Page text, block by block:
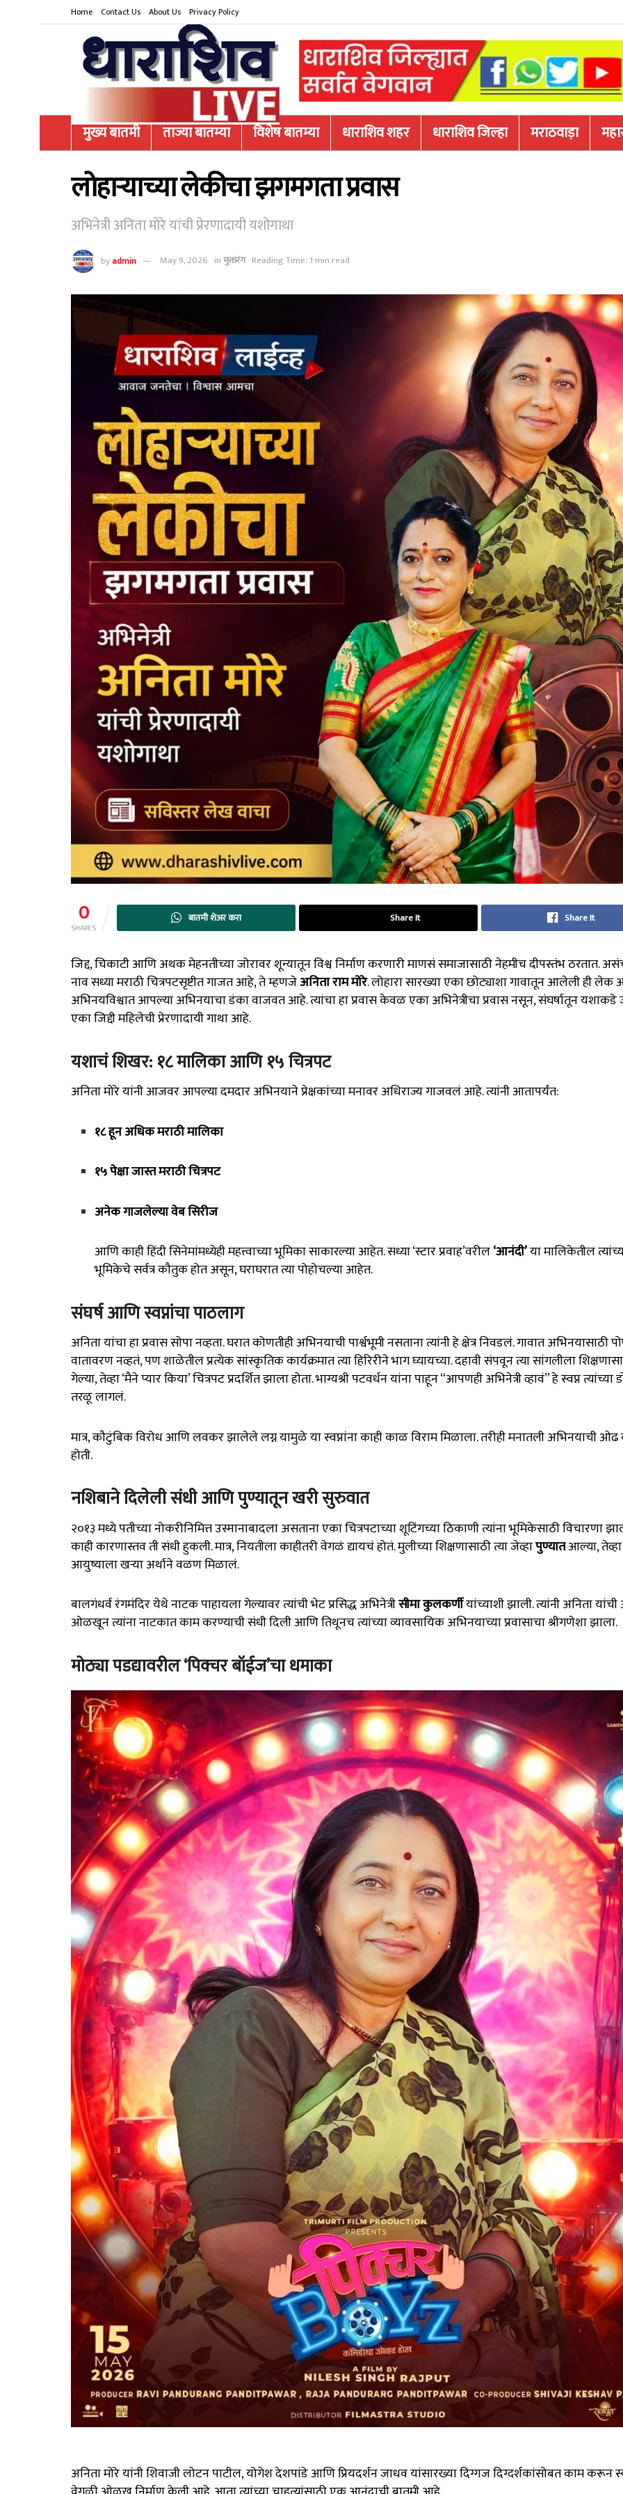
Home Contact Us About Us Privacy Policy
मुख्य बातमी ताज्या बातम्या विशेष बातम्या धाराशिव शहर धाराशिव जिल्हा मराठवाड़ा
लोहाऱ्याच्या लेकीचा झगमगता प्रवास
अभिनेत्री अनिता मोरे यांची प्रेरणादायी यशोगाथा
byadmin May 9, 2026 inमुक्तरंग Reading Time: 1 min read
0
SHARES
बातमी शेअर करा Share It Share It
जिद्द, चिकाटी आणि अथक मेहनतीच्या जोरावर शून्यातून विश्व निर्माण करणारी माणसं समाजासाठी नेहमीच दीपस्तंभ ठरतात.
नाव सध्या मराठी चित्रपटसृष्टीत गाजत आहे, ते म्हणजेअनिता राम मोरे. लोहारा सारख्या एका छोट्याशा गावातून आलेली ही
अभिनयविश्वात आपल्या अभिनयाचा डंका वाजवत आहे. त्यांचा हा प्रवास केवळ एका अभिनेत्रीचा प्रवास नसून, संघर्षातून यशाकडे
एका जिद्दी महिलेची प्रेरणादायी गाथा आहे.
यशाचं शिखर: १८ मालिका आणि १५ चित्रपट
अनिता मोरे यांनी आजवर आपल्या दमदार अभिनयाने प्रेक्षकांच्या मनावर अधिराज्य गाजवलं आहे. त्यांनी आतापर्यंत:
१८ हून अधिक मराठी मालिका
१५ पेक्षा जास्त मराठी चित्रपट
अनेक गाजलेल्या वेब सिरीज
आणि काही हिंदी सिनेमांमध्येही महत्त्वाच्या भूमिका साकारल्या आहेत. सध्या ‘स्टार प्रवाह’वरील‘आनंदी’या मालिकेतील
भूमिकेचे सर्वत्र कौतुक होत असून, घराघरात त्या पोहोचल्या आहेत.
संघर्ष आणि स्वप्नांचा पाठलाग
अनिता यांचा हा प्रवास सोपा नव्हता. घरात कोणतीही अभिनयाची पार्श्वभूमी नसताना त्यांनी हे क्षेत्र निवडलं. गावात अभिनयासाठी
वातावरण नव्हतं, पण शाळेतील प्रत्येक सांस्कृतिक कार्यक्रमात त्या हिरिरीने भाग घ्यायच्या. दहावी संपवून त्या सांगलीला
गेल्या, तेव्हा ‘मैने प्यार किया’ चित्रपट प्रदर्शित झाला होता. भाग्यश्री पटवर्धन यांना पाहून “आपणही अभिनेत्री व्हावं” हे स्वप्न त्यांच्या
तरळू लागलं.
मात्र, कौटुंबिक विरोध आणि लवकर झालेले लग्न यामुळे या स्वप्नांना काही काळ विराम मिळाला. तरीही मनातली अभिनयाची
होती.
नशिबाने दिलेली संधी आणि पुण्यातून खरी सुरुवात
२०१३ मध्ये पतीच्या नोकरीनिमित्त उस्मानाबादला असताना एका चित्रपटाच्या शूटिंगच्या ठिकाणी त्यांना भूमिकेसाठी विचारणा
काही कारणास्तव ती संधी हुकली. मात्र, नियतीला काहीतरी वेगळं द्यायचं होतं. मुलीच्या शिक्षणासाठी त्या जेव्हापुण्यातआल्या, तेव्हा
आयुष्याला खऱ्या अर्थाने वळण मिळालं.
बालगंधर्व रंगमंदिर येथे नाटक पाहायला गेल्यावर त्यांची भेट प्रसिद्ध अभिनेत्रीसीमा कुलकर्णीयांच्याशी झाली. त्यांनी अनिता
ओळखून त्यांना नाटकात काम करण्याची संधी दिली आणि तिथूनच त्यांच्या व्यावसायिक अभिनयाच्या प्रवासाचा श्रीगणेशा झाला.
मोठ्या पडद्यावरील ‘पिक्चर बॉईज’चा धमाका
अनिता मोरे यांनी शिवाजी लोटन पाटील, योगेश देशपांडे आणि प्रियदर्शन जाधव यांसारख्या दिग्गज दिग्दर्शकांसोबत काम करून